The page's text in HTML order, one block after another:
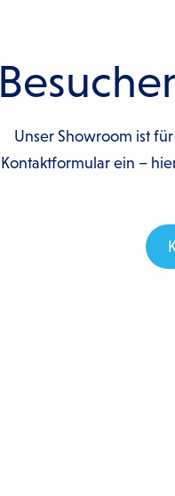
Unser Showroom ist
Kontaktformular ein –